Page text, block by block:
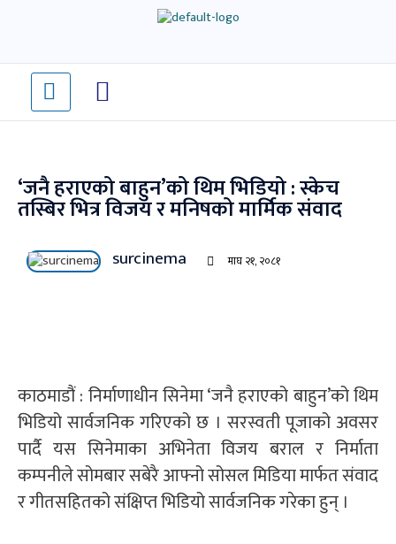
‘जनै हराएको बाहुन’को थिम भिडियो : स्केच
तस्बिर भित्र विजय र मनिषको मार्मिक संवाद
surcinema माघ २१, २०८१
काठमाडौं : निर्माणाधीन सिनेमा ‘जनै हराएको बाहुन’को थिम
भिडियो सार्वजनिक गरिएको छ । सरस्वती पूजाको अवसर
पार्दै यस सिनेमाका अभिनेता विजय बराल र निर्माता
कम्पनीले सोमबार सबेरै आफ्नो सोसल मिडिया मार्फत संवाद
र गीतसहितको संक्षिप्त भिडियो सार्वजनिक गरेका हुन् ।